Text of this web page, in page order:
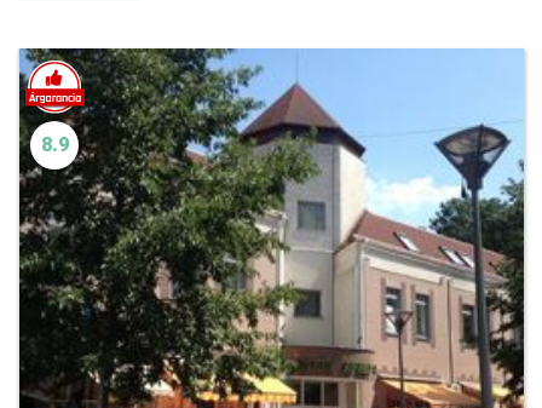
8.9